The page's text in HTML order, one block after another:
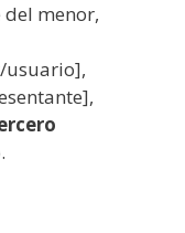
menor,
usuario],